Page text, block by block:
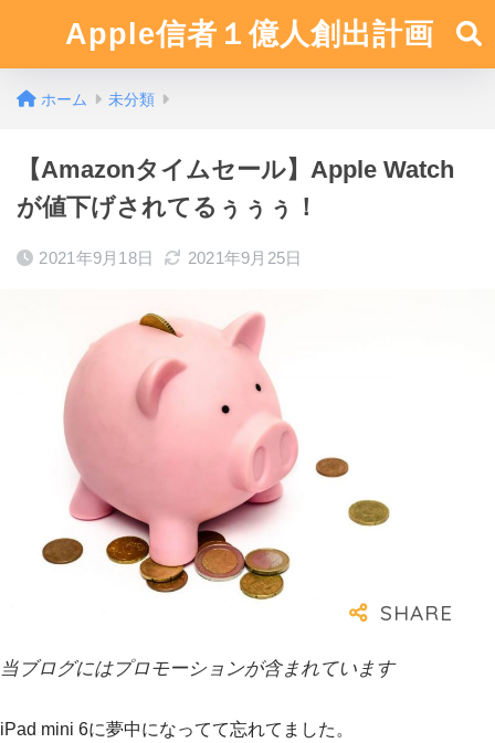
Apple信者１億人創出計画
ホーム 未分類
【Amazonタイムセール】Apple Watch
が値下げされてるぅぅぅ！
2021年9月18日 2021年9月25日
当ブログにはプロモーションが含まれています
iPad mini 6に夢中になってて忘れてました。